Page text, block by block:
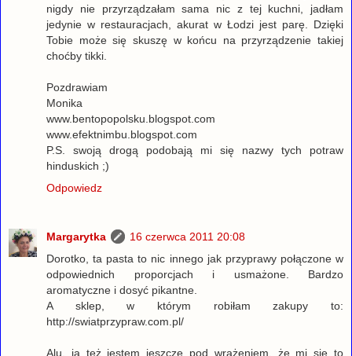
nigdy nie przyrządzałam sama nic z tej kuchni, jadłam
jedynie w restauracjach, akurat w Łodzi jest parę. Dzięki
Tobie może się skuszę w końcu na przyrządzenie takiej
choćby tikki.
Pozdrawiam
Monika
www.bentopopolsku.blogspot.com
www.efektnimbu.blogspot.com
P.S. swoją drogą podobają mi się nazwy tych potraw
hinduskich ;)
Odpowiedz
Margarytka
16 czerwca 2011 20:08
Dorotko, ta pasta to nic innego jak przyprawy połączone w
odpowiednich proporcjach i usmażone. Bardzo
aromatyczne i dosyć pikantne.
A sklep, w którym robiłam zakupy to:
http://swiatprzypraw.com.pl/
Alu, ja też jestem jeszcze pod wrażeniem, że mi się to